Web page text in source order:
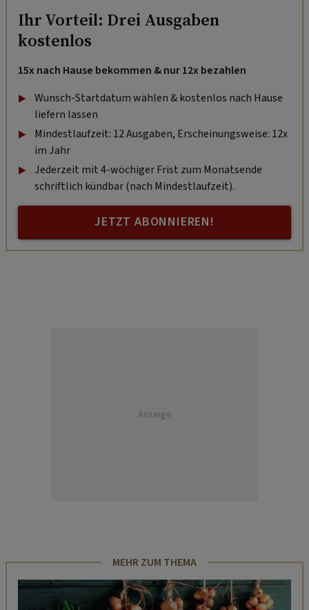
Ihr Vorteil: Drei Ausgaben
kostenlos
15x nach Hause bekommen & nur 12x bezahlen
Wunsch-Startdatum wählen & kostenlos nach Hause
liefern lassen
Mindestlaufzeit: 12 Ausgaben, Erscheinungsweise: 12x
im Jahr
Jederzeit mit 4-wöchiger Frist zum Monatsende
schriftlich kündbar (nach Mindestlaufzeit).
JETZT ABONNIEREN!
Anzeige
MEHR ZUM THEMA